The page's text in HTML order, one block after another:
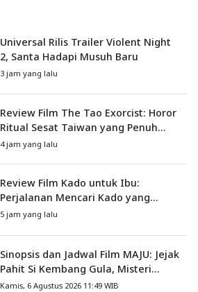
Universal Rilis Trailer Violent Night
2, Santa Hadapi Musuh Baru
3 jam yang lalu
Review Film The Tao Exorcist: Horor
Ritual Sesat Taiwan yang Penuh
Misteri dan Teror Psikologis
4 jam yang lalu
Review Film Kado untuk Ibu:
Perjalanan Mencari Kado yang
Mengajarkan Arti Keluarga
5 jam yang lalu
Sinopsis dan Jadwal Film MAJU: Jejak
Pahit Si Kembang Gula, Misteri
Hilangnya Bagas di Lokasi Jambore
Kamis, 6 Agustus 2026 11:49 WIB